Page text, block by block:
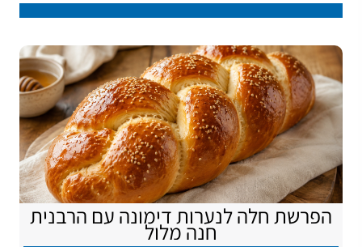
הפרשת חלה לנערות דימונה עם הרבנית
חנה מלול